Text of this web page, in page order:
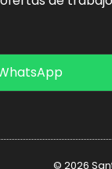
© 2026